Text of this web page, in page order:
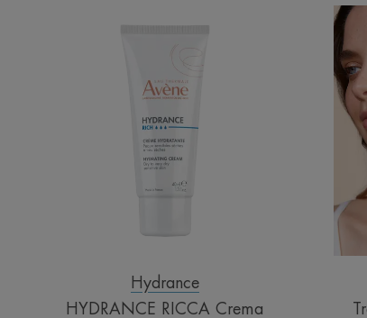
Idratante
Hydrance
HYDRANCE RICCA Crema